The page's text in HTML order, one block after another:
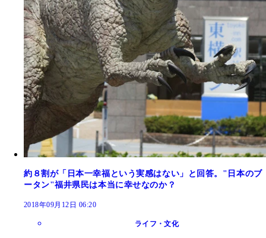
約８割が「日本一幸福という実感はない」と回答。"日本のブ
ータン"福井県民は本当に幸せなのか？
2018年09月12日 06:20
ライフ・文化